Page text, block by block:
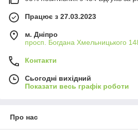
Працює з 27.03.2023
м. Дніпро
просп. Богдана Хмельницького
Контакти
Сьогодні вихідний
Показати весь графік роботи
Про нас